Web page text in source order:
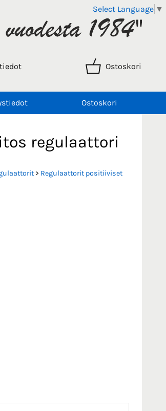
Select Language ▼
Ostoskori
Ostoskori
regulaattori
> Regulaattorit positiiviset